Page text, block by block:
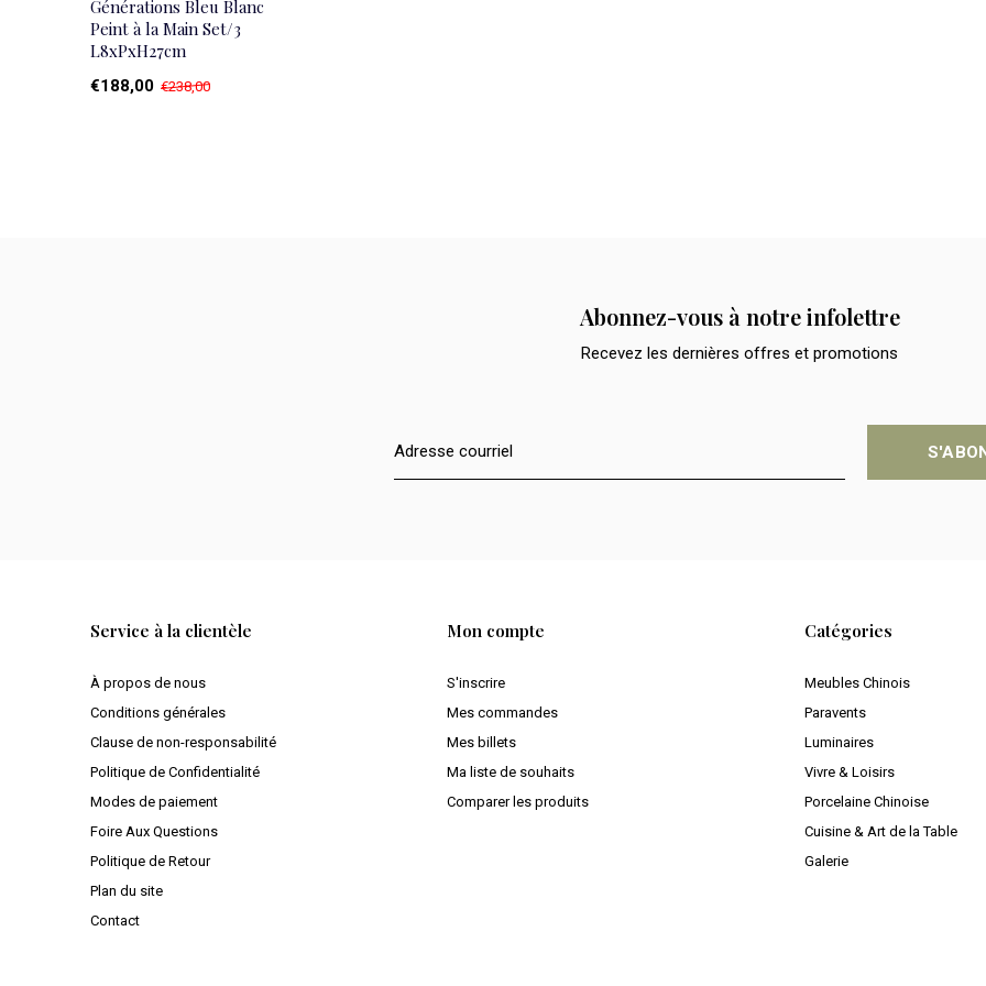
Générations Bleu Blanc
Peint à la Main Set/3
L8xPxH27cm
€188,00 €238,00
Abonnez-vous à notre infolettre
Recevez les dernières offres et promotions
Service à la clientèle
À propos de nous
Conditions générales
Clause de non-responsabilité
Politique de Confidentialité
Modes de paiement
Foire Aux Questions
Politique de Retour
Plan du site
Contact
Mon compte
S'inscrire
Mes commandes
Mes billets
Ma liste de souhaits
Comparer les produits
Catégories
Meubles Chinois
Paravents
Luminaires
Vivre & Loisirs
Porcelaine Chinoise
Cuisine & Art de la Table
Galerie